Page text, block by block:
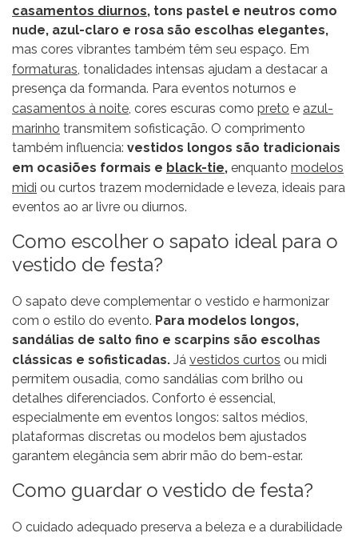
casamentos diurnos, tons pastel e neutros como
nude, azul-claro e rosa são escolhas elegantes,
mas cores vibrantes também têm seu espaço. Em
formaturas, tonalidades intensas ajudam a destacar a
presença da formanda. Para eventos noturnos e
casamentos à noite, cores escuras como preto e azul-
marinho transmitem sofisticação. O comprimento
também influencia: vestidos longos são tradicionais
em ocasiões formais e black-tie, enquanto modelos
midi ou curtos trazem modernidade e leveza, ideais para
eventos ao ar livre ou diurnos.
Como escolher o sapato ideal para o
vestido de festa?
O sapato deve complementar o vestido e harmonizar
com o estilo do evento. Para modelos longos,
sandálias de salto fino e scarpins são escolhas
clássicas e sofisticadas. Já vestidos curtos ou midi
permitem ousadia, como sandálias com brilho ou
detalhes diferenciados. Conforto é essencial,
especialmente em eventos longos: saltos médios,
plataformas discretas ou modelos bem ajustados
garantem elegância sem abrir mão do bem-estar.
Como guardar o vestido de festa?
O cuidado adequado preserva a beleza e a durabilidade